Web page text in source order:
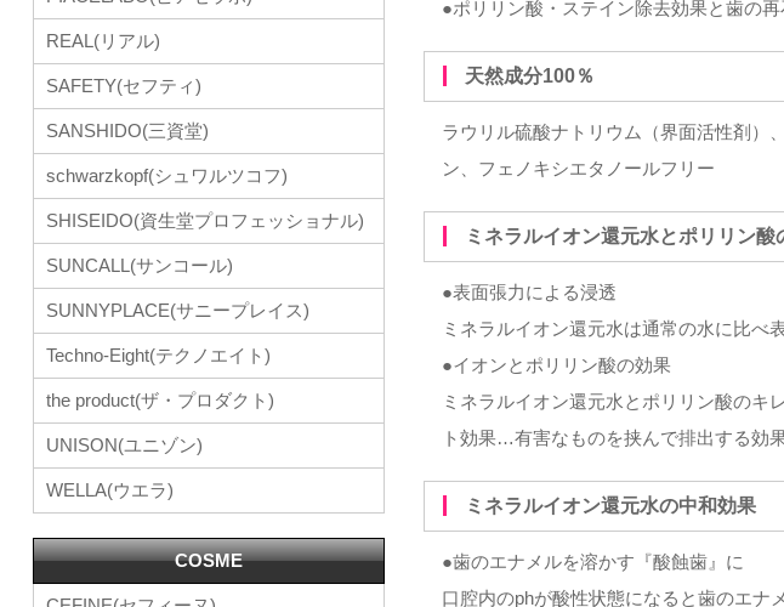
●ポリリン酸・ステイン除去効果と歯の
天然成分100％
ラウリル硫酸ナトリウム（界面活性剤）
ン、フェノキシエタノールフリー
ミネラルイオン還元水とポリリン
●表面張力による浸透
ミネラルイオン還元水は通常の水に比べ
●イオンとポリリン酸の効果
ミネラルイオン還元水とポリリン酸の
ト効果…有害なものを挟んで排出する効
ミネラルイオン還元水の中和効果
●歯のエナメルを溶かす『酸蝕歯』に
口腔内のphが酸性状態になると歯のエナ
REAL(リアル)
SAFETY(セフティ)
SANSHIDO(三資堂)
schwarzkopf(シュワルツコフ)
SHISEIDO(資生堂プロフェッショナル)
SUNCALL(サンコール)
SUNNYPLACE(サニープレイス)
Techno-Eight(テクノエイト)
the product(ザ・プロダクト)
UNISON(ユニゾン)
WELLA(ウエラ)
COSME